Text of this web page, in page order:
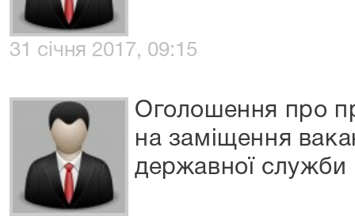
31 січня 2017, 09:15
Оголошення про
на заміщення
державної служби